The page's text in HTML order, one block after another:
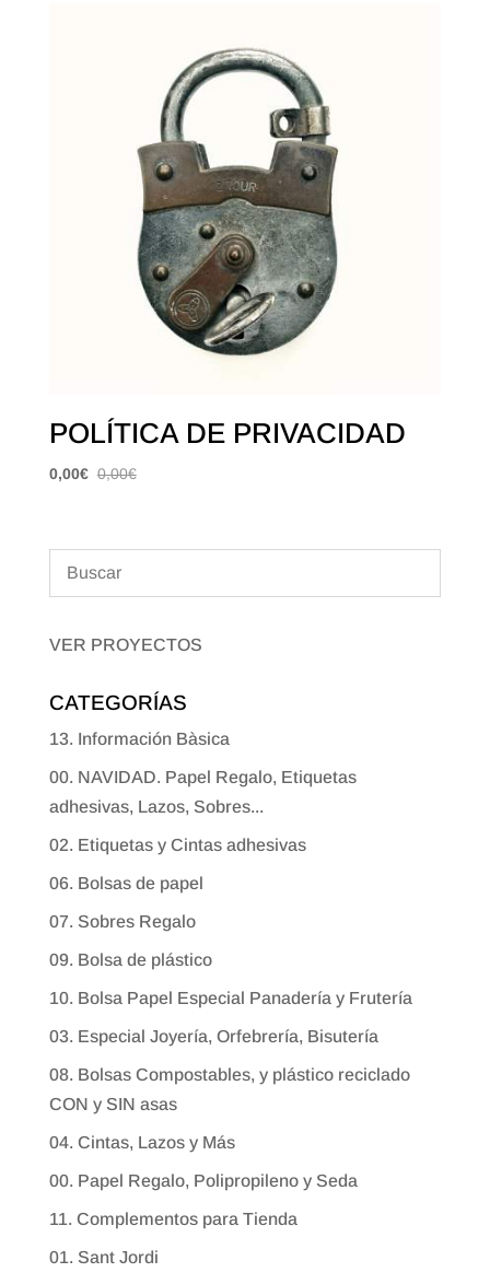
POLÍTICA DE PRIVACIDAD
0,00€ 0,00€
VER PROYECTOS
CATEGORÍAS
13. Información Bàsica
00. NAVIDAD. Papel Regalo, Etiquetas
adhesivas, Lazos, Sobres...
02. Etiquetas y Cintas adhesivas
06. Bolsas de papel
07. Sobres Regalo
09. Bolsa de plástico
10. Bolsa Papel Especial Panadería y Frutería
03. Especial Joyería, Orfebrería, Bisutería
08. Bolsas Compostables, y plástico reciclado
CON y SIN asas
04. Cintas, Lazos y Más
00. Papel Regalo, Polipropileno y Seda
11. Complementos para Tienda
01. Sant Jordi